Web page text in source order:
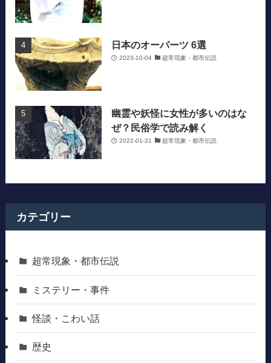
日本のオーパーツ 6選
2023-10-04 超常現象・都市伝説
幽霊や妖怪に女性が多いのはな
ぜ？民俗学で読み解く
2022-01-31 超常現象・都市伝説
カテゴリー
超常現象・都市伝説
ミステリー・事件
怪談・こわい話
歴史